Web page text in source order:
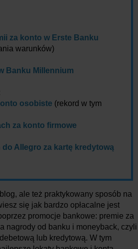
za konto w Erste Banku
warunków)
Banku Millennium
osobiste (rekord w tym
za konto firmowe
do Allegro za kartę kredytową
ale też praktykowany sposób na
się jak bardzo opłacalne jest
promocje bankowe: premie za
nagrody od banku i moneyback, czyli
lub kredytową. W tym